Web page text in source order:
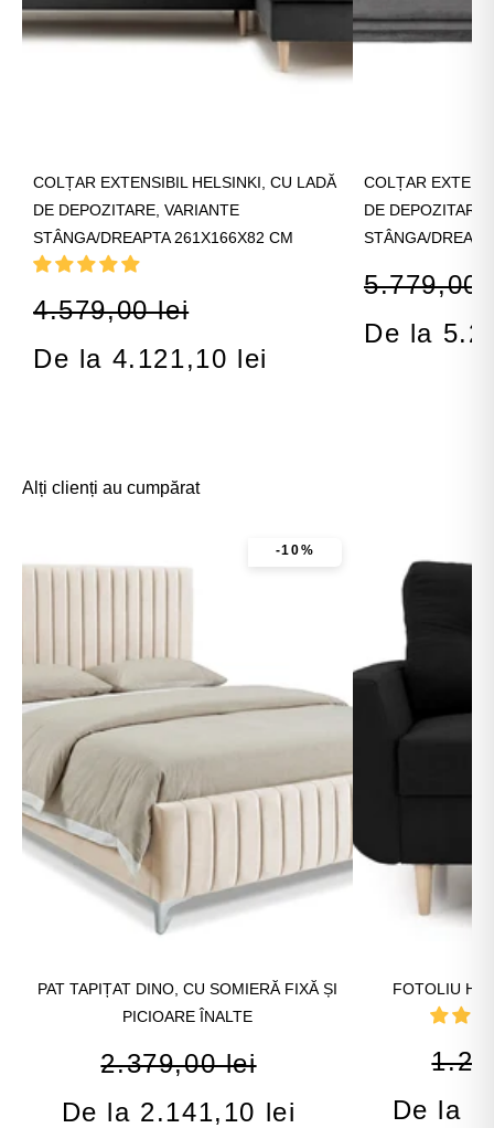
COLȚAR EXTENSIBIL HELSINKI, CU LADĂ
DE DEPOZITARE, VARIANTE
STÂNGA/DREAPTA 261X166X82 CM
4.579,00 lei
De la 4.121,10 lei
COLȚAR
DE
STÂNGA/
5.779,00
De la
Alți clienți au cumpărat
-10%
PAT TAPIȚAT DINO, CU SOMIERĂ FIXĂ ȘI
PICIOARE ÎNALTE
2.379,00 lei
De la 2.141,10 lei
FOTOLIU
De la